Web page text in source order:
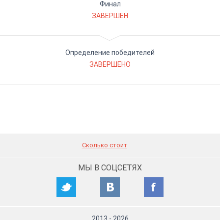
Финал
ЗАВЕРШЕН
Определение победителей
ЗАВЕРШЕНО
Сколько стоит
МЫ В СОЦСЕТЯХ